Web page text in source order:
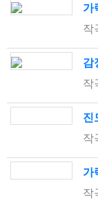
가
작
감
작
진
작
가
작